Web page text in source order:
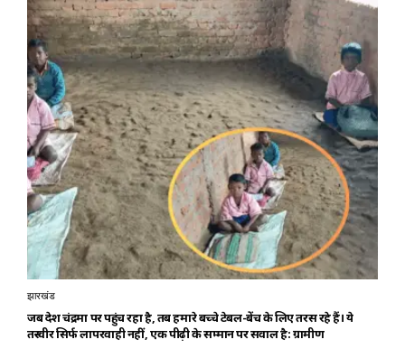
झारखंड
जब देश चंद्रमा पर पहुंच रहा है, तब हमारे बच्चे टेबल-बेंच के लिए तरस रहे हैं। ये
तस्वीर सिर्फ लापरवाही नहीं, एक पीढ़ी के सम्मान पर सवाल है: ग्रामीण